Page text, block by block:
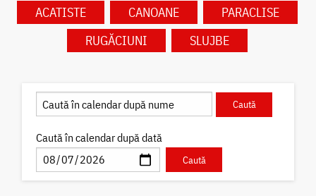
ACATISTE CANOANE
PARACLISE
RUGĂCIUNI
SLUJBE
Caută în calendar după dată